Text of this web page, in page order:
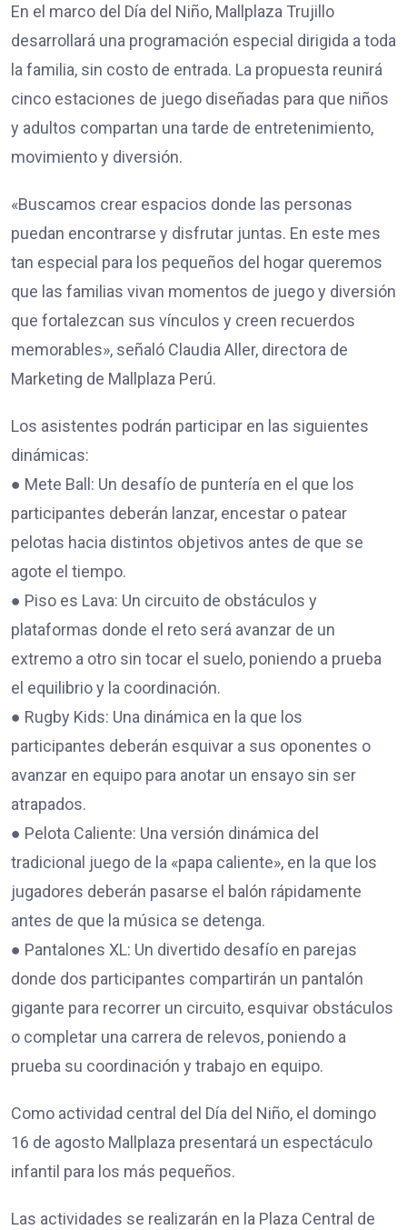
En el marco del Día del Niño, Mallplaza Trujillo
desarrollará una programación especial dirigida a toda
la familia, sin costo de entrada. La propuesta reunirá
cinco estaciones de juego diseñadas para que niños
y adultos compartan una tarde de entretenimiento,
movimiento y diversión.
«Buscamos crear espacios donde las personas
puedan encontrarse y disfrutar juntas. En este mes
tan especial para los pequeños del hogar queremos
que las familias vivan momentos de juego y diversión
que fortalezcan sus vínculos y creen recuerdos
memorables», señaló Claudia Aller, directora de
Marketing de Mallplaza Perú.
Los asistentes podrán participar en las siguientes
dinámicas:
● Mete Ball: Un desafío de puntería en el que los
participantes deberán lanzar, encestar o patear
pelotas hacia distintos objetivos antes de que se
agote el tiempo.
● Piso es Lava: Un circuito de obstáculos y
plataformas donde el reto será avanzar de un
extremo a otro sin tocar el suelo, poniendo a prueba
el equilibrio y la coordinación.
● Rugby Kids: Una dinámica en la que los
participantes deberán esquivar a sus oponentes o
avanzar en equipo para anotar un ensayo sin ser
atrapados.
● Pelota Caliente: Una versión dinámica del
tradicional juego de la «papa caliente», en la que los
jugadores deberán pasarse el balón rápidamente
antes de que la música se detenga.
● Pantalones XL: Un divertido desafío en parejas
donde dos participantes compartirán un pantalón
gigante para recorrer un circuito, esquivar obstáculos
o completar una carrera de relevos, poniendo a
prueba su coordinación y trabajo en equipo.
Como actividad central del Día del Niño, el domingo
16 de agosto Mallplaza presentará un espectáculo
infantil para los más pequeños.
Las actividades se realizarán en la Plaza Central de